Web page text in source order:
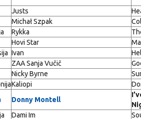
Justs
Michał Szpak
Rykka
Hovi Star
Ivan
ZAA Sanja Vučič
Nicky Byrne
Kaliopi
Donny Montell
Dami Im